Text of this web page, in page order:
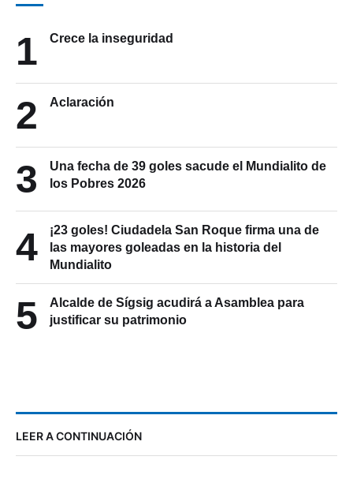
1 Crece la inseguridad
2 Aclaración
3
Una fecha de 39 goles sacude el Mundialito de
los Pobres 2026
4
¡23 goles! Ciudadela San Roque firma una de
las mayores goleadas en la historia del
Mundialito
5
Alcalde de Sígsig acudirá a Asamblea para
justificar su patrimonio
LEER A CONTINUACIÓN